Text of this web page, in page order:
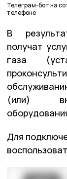
Телеграм-бот на
телефоне
В
получат
газа
(или)
Для